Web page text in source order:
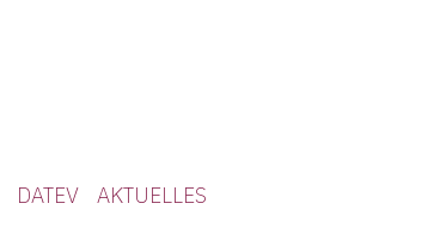
DATEV AKTUELLES